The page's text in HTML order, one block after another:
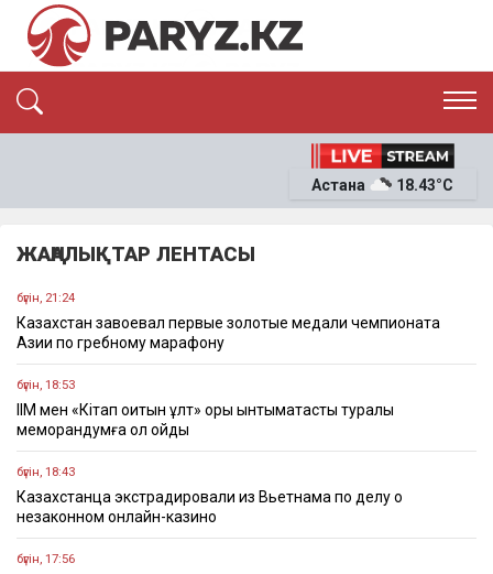
ЭКОНОМИКА
ОҚИҒА
Астана 18.43°C
ЖАҢАЛЫҚТАР ЛЕНТАСЫ
бүгін, 21:24
Казахстан завоевал первые золотые медали чемпионата
Азии по гребному марафону
бүгін, 18:53
ІІМ мен «Кітап оқитын ұлт» қоры ынтымақтастық туралы
меморандумға қол қойды
бүгін, 18:43
Казахстанца экстрадировали из Вьетнама по делу о
незаконном онлайн-казино
бүгін, 17:56